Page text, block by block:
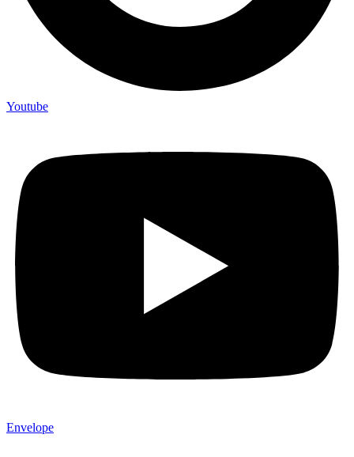
Youtube
Envelope